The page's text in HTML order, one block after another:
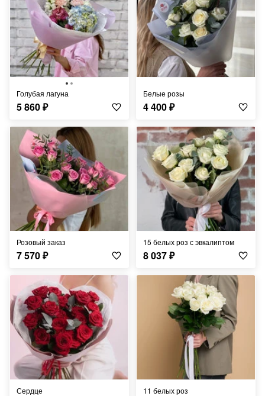
Голубая лагуна
5 860₽
Белые розы
4 400₽
Розовый заказ
7 570₽
15 белых роз с эвкалиптом
8 037₽
Сердце 11 белых роз